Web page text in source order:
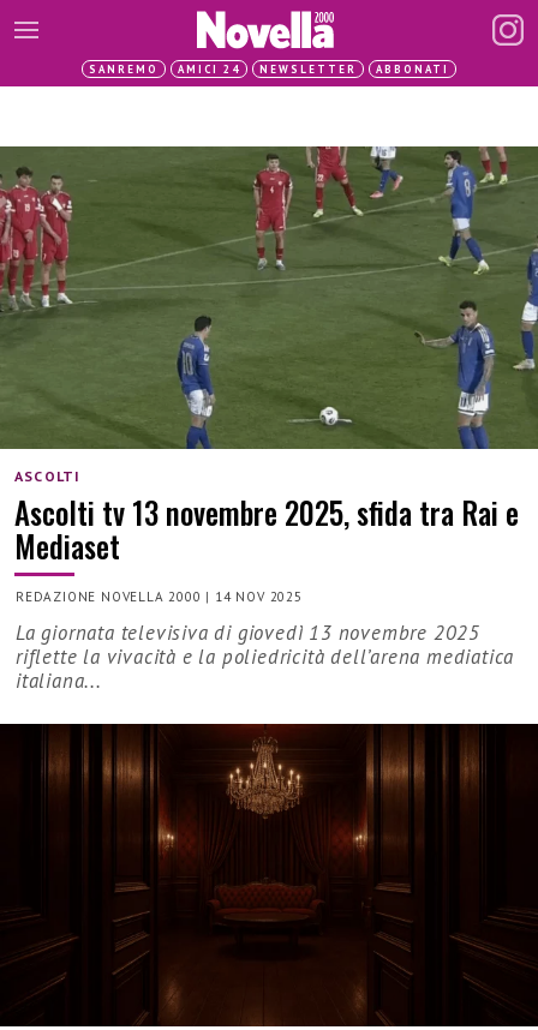
SANREMO AMICI 24 NEWSLETTER ABBONATI
ASCOLTI
Ascolti tv 13 novembre 2025, sfida tra Rai e
Mediaset
REDAZIONE NOVELLA 2000 | 14 NOV 2025
La giornata televisiva di giovedì 13 novembre 2025
riflette la vivacità e la poliedricità dell’arena mediatica
italiana...